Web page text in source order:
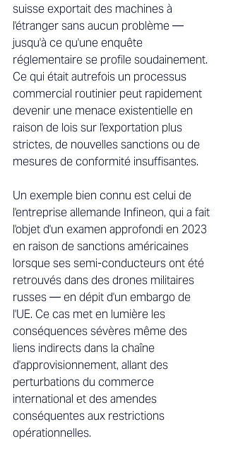
suisse exportait des machines à
l'étranger sans aucun problème —
jusqu'à ce qu'une enquête
réglementaire se profile soudainement.
Ce qui était autrefois un processus
commercial routinier peut rapidement
devenir une menace existentielle en
raison de lois sur l'exportation plus
strictes, de nouvelles sanctions ou de
mesures de conformité insuffisantes.
Un exemple bien connu est celui de
l'entreprise allemande Infineon, qui a fait
l'objet d'un examen approfondi en 2023
en raison de sanctions américaines
lorsque ses semi-conducteurs ont été
retrouvés dans des drones militaires
russes — en dépit d'un embargo de
l'UE. Ce cas met en lumière les
conséquences sévères même des
liens indirects dans la chaîne
d'approvisionnement, allant des
perturbations du commerce
international et des amendes
conséquentes aux restrictions
opérationnelles.